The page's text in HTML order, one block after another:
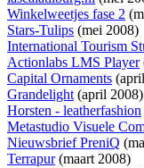
Winkelweetjes fase 2
Stars-Tulips (mei 2008)
International Tourism
Actionlabs LMS Player
Capital Ornaments
Grandelight (april 2008)
Horsten - leatherfashion
Metastudio Visuele
Nieuwsbrief PreniQ
Terrapur(maart 2008)